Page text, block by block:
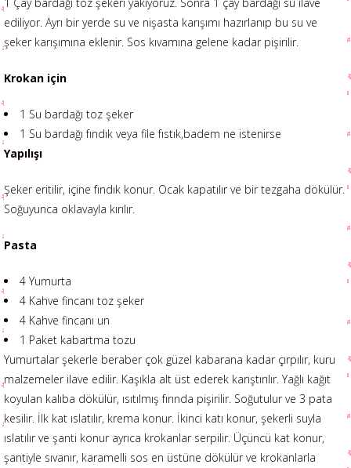
ediliyor. Ayrı bir yerde su ve nişasta karışımı hazırlanıp bu su ve
şeker karışımına eklenir. Sos kıvamına gelene kadar pişirilir.
Krokan için
1 Su bardağı toz şeker
1 Su bardağı fındık veya file fıstık,badem ne istenirse
Yapılışı
Şeker eritilir, içine fındık konur. Ocak kapatılır ve bir tezgaha dökülür.
Soğuyunca oklavayla kırılır.
Pasta
4 Yumurta
4 Kahve fincanı toz şeker
4 Kahve fincanı un
1 Paket kabartma tozu
Yumurtalar şekerle beraber çok güzel kabarana kadar çırpılır, kuru
malzemeler ilave edilir. Kaşıkla alt üst ederek karıştırılır. Yağlı kağıt
koyulan kalıba dökülür, ısıtılmış fırında pişirilir. Soğutulur ve 3 pata
kesilir. İlk kat ıslatılır, krema konur. İkinci katı konur, şekerli suyla
ıslatılır ve şanti konur ayrıca krokanlar serpilir. Üçüncü kat konur,
şantiyle sıvanır, karamelli sos en üstüne dökülür ve krokanlarla